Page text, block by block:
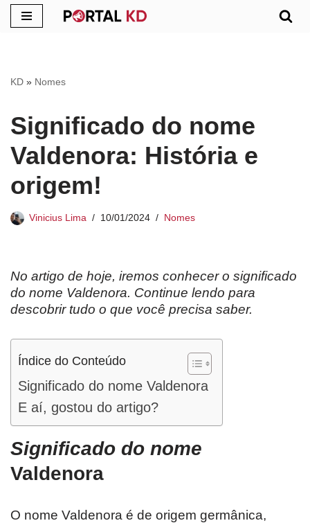
conteúdo
KD » Nomes
Significado do nome
Valdenora: História e
origem!
Vinicius Lima 10/01/2024 Nomes
No artigo de hoje, iremos conhecer o significado
do nome Valdenora. Continue lendo para
descobrir tudo o que você precisa saber.
Índice do Conteúdo
Significado do nome Valdenora
E aí, gostou do artigo?
Significado do nome
Valdenora
O nome Valdenora é de origem germânica,